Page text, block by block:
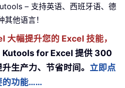
– 支持英语、西班牙语、德
他语言！
幅提升您的 Excel 技能，
Kutools for Excel 提供 300
生产力、节省时间。 立即点
的功能……